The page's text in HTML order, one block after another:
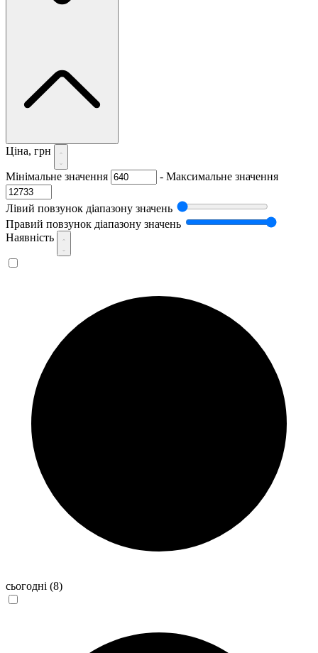
Ціна, грн
Мінімальне значення - Максимальне значення
Лівий повзунок діапазону значень
Правий повзунок діапазону значень
Наявність
сьогодні (8)